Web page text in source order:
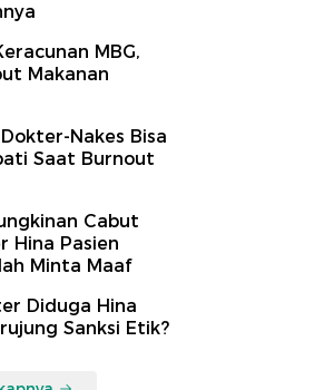
MBG,
Makanan
Nakes Bisa
Saat Burnout
Cabut
Hina Pasien
Minta Maaf
Diduga Hina
Sanksi Etik?